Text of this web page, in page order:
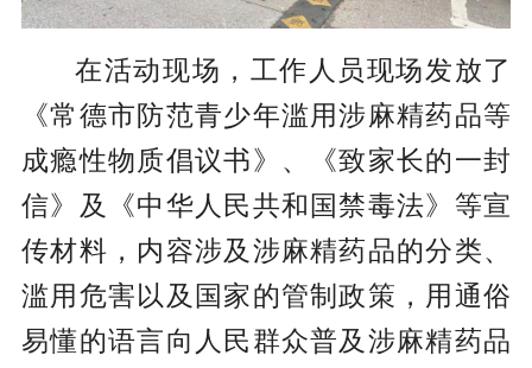
在活动现场，工作人员现场发放了
《常德市防范青少年滥用涉麻精药品等
成瘾性物质倡议书》、《致家长的一封
信》及《中华人民共和国禁毒法》等宣
传材料，内容涉及涉麻精药品的分类、
滥用危害以及国家的管制政策，用通俗
易懂的语言向人民群众普及涉麻精药品